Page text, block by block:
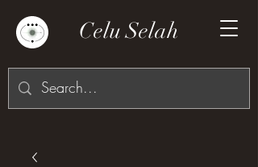
Celu Selah